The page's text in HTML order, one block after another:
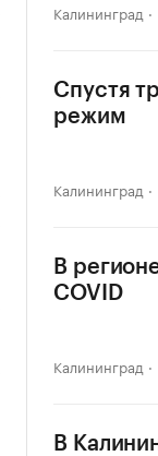
Калининград
Спустя
режим
Калининград
В
COVID
Калининград
В